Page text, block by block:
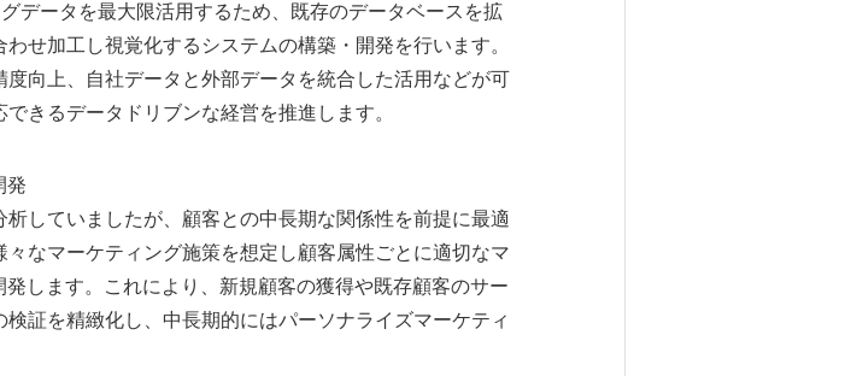
データを最大限活用するため、既存のデータベースを拡
せ加工し視覚化するシステムの構築・開発を行います。
向上、自社データと外部データを統合した活用などが可
きるデータドリブンな経営を推進します。
発
していましたが、顧客との中長期な関係性を前提に最適
なマーケティング施策を想定し顧客属性ごとに適切なマ
します。これにより、新規顧客の獲得や既存顧客のサー
証を精緻化し、中長期的にはパーソナライズマーケティ